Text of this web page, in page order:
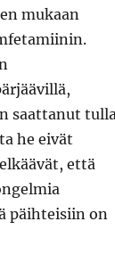
mukaan
saattanut
he eivät
että
päihteisiin on